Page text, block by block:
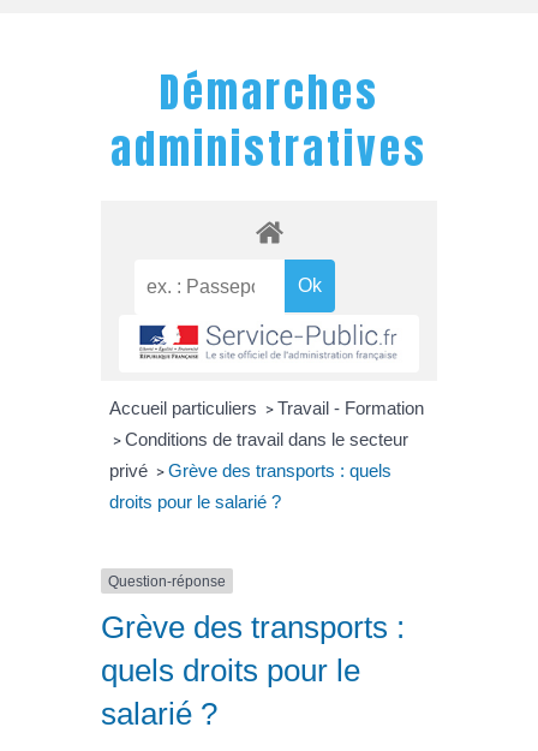
Démarches
administratives
Accueil particuliers > Travail - Formation
> Conditions de travail dans le secteur
privé > Grève des transports : quels
droits pour le salarié ?
Question-réponse
Grève des transports :
quels droits pour le
salarié ?